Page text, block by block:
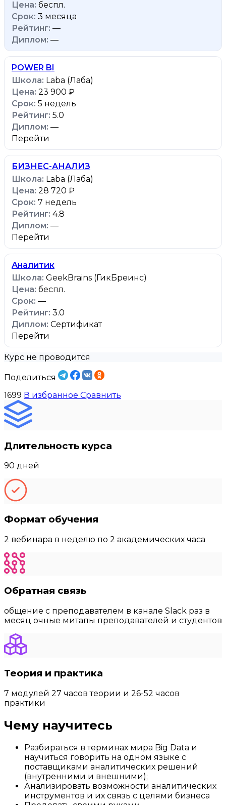
беспл.
3 месяца
—
—
POWER BI
Laba (Лаба)
23 900 ₽
5 недель
5.0
—
Перейти
БИЗНЕС-АНАЛИЗ
Laba (Лаба)
28 720 ₽
7 недель
4.8
—
Перейти
Аналитик
GeekBrains (ГикБреинс)
беспл.
—
3.0
Сертификат
Перейти
Курс не проводится
Поделиться
1699 В избранное Сравнить
Длительность курса
90 дней
Формат обучения
2 вебинара в неделю по 2 академических часа
Обратная связь
общение с преподавателем в канале Slack раз в
месяц очные митапы преподавателей и студентов
Теория и практика
7 модулей 27 часов теории и 26-52 часов
практики
Чему научитесь
Разбираться в терминах мира Big Data и
научиться говорить на одном языке с
поставщиками аналитических решений
(внутренними и внешними);
Анализировать возможности аналитических
инструментов и их связь с целями бизнеса